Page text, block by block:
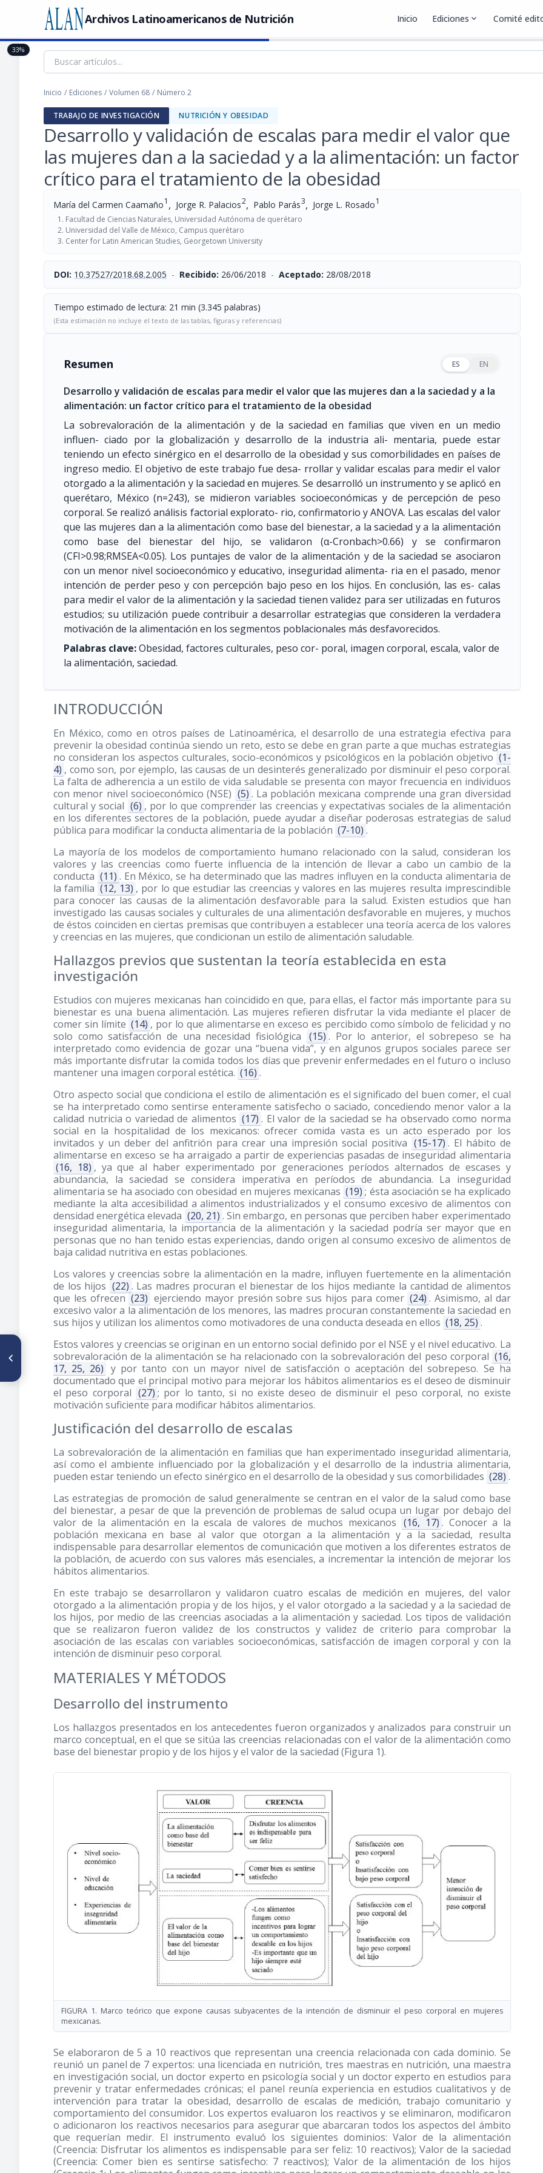
Archivos Latinoamericanos de Nutrición Inicio Ediciones expand_more Comité
Inicio / Ediciones / Volumen 68 / Número 2
TRABAJO DE INVESTIGACIÓN NUTRICIÓN Y OBESIDAD
Desarrollo y validación de escalas para medir el valor que
las mujeres dan a la saciedad y a la alimentación: un factor
crítico para el tratamiento de la obesidad
María del Carmen Caamaño1 , Jorge R. Palacios2, Pablo Parás3, Jorge L. Rosado1
Facultad de Ciencias Naturales, Universidad Autónoma de querétaro
Universidad del Valle de México, Campus querétaro
Center for Latin American Studies, Georgetown University
DOI: 10.37527/2018.68.2.005 - Recibido: 26/06/2018 - Aceptado: 28/08/2018
Tiempo estimado de lectura: 21 min (3.345 palabras)
(Esta estimación no incluye el texto de las tablas, figuras y referencias)
Resumen ES EN
Desarrollo y validación de escalas para medir el valor que las mujeres dan a la saciedad y a la
alimentación: un factor crítico para el tratamiento de la obesidad
La sobrevaloración de la alimentación y de la saciedad en familias que viven en un medio
influen- ciado por la globalización y desarrollo de la industria ali- mentaria, puede estar
teniendo un efecto sinérgico en el desarrollo de la obesidad y sus comorbilidades en países de
ingreso medio. El objetivo de este trabajo fue desa- rrollar y validar escalas para medir el valor
otorgado a la alimentación y la saciedad en mujeres. Se desarrolló un instrumento y se aplicó en
querétaro, México (n=243), se midieron variables socioeconómicas y de percepción de peso
corporal. Se realizó análisis factorial explorato- rio, confirmatorio y ANOVA. Las escalas del valor
que las mujeres dan a la alimentación como base del bienestar, a la saciedad y a la alimentación
como base del bienestar del hijo, se validaron (α-Cronbach>0.66) y se confirmaron
(CFI>0.98;RMSEA<0.05). Los puntajes de valor de la alimentación y de la saciedad se asociaron
con un menor nivel socioeconómico y educativo, inseguridad alimenta- ria en el pasado, menor
intención de perder peso y con percepción bajo peso en los hijos. En conclusión, las es- calas
para medir el valor de la alimentación y la saciedad tienen validez para ser utilizadas en futuros
estudios; su utilización puede contribuir a desarrollar estrategias que consideren la verdadera
motivación de la alimentación en los segmentos poblacionales más desfavorecidos.
Palabras clave:Obesidad, factores culturales, peso cor- poral, imagen corporal, escala, valor de
la alimentación, saciedad.
INTRODUCCIÓN
En México, como en otros países de Latinoamérica, el desarrollo de una estrategia efectiva para
prevenir la obesidad continúa siendo un reto, esto se debe en gran parte a que muchas estrategias
no consideran los aspectos culturales, socio-económicos y psicológicos en la población objetivo (1-
4) , como son, por ejemplo, las causas de un desinterés generalizado por disminuir el peso corporal.
La falta de adherencia a un estilo de vida saludable se presenta con mayor frecuencia en individuos
con menor nivel socioeconómico (NSE) (5) . La población mexicana comprende una gran diversidad
cultural y social (6) , por lo que comprender las creencias y expectativas sociales de la alimentación
en los diferentes sectores de la población, puede ayudar a diseñar poderosas estrategias de salud
pública para modificar la conducta alimentaria de la población (7-10) .
La mayoría de los modelos de comportamiento humano relacionado con la salud, consideran los
valores y las creencias como fuerte influencia de la intención de llevar a cabo un cambio de la
conducta (11) . En México, se ha determinado que las madres influyen en la conducta alimentaria de
la familia (12, 13) , por lo que estudiar las creencias y valores en las mujeres resulta imprescindible
para conocer las causas de la alimentación desfavorable para la salud. Existen estudios que han
investigado las causas sociales y culturales de una alimentación desfavorable en mujeres, y muchos
de éstos coinciden en ciertas premisas que contribuyen a establecer una teoría acerca de los valores
y creencias en las mujeres, que condicionan un estilo de alimentación saludable.
Hallazgos previos que sustentan la teoría establecida en esta
investigación
Estudios con mujeres mexicanas han coincidido en que, para ellas, el factor más importante para su
bienestar es una buena alimentación. Las mujeres refieren disfrutar la vida mediante el placer de
comer sin límite (14) , por lo que alimentarse en exceso es percibido como símbolo de felicidad y no
solo como satisfacción de una necesidad fisiológica
(15) . Por lo anterior, el sobrepeso se ha
interpretado como evidencia de gozar una “buena vida”, y en algunos grupos sociales parece ser
más importante disfrutar la comida todos los días que prevenir enfermedades en el futuro o incluso
mantener una imagen corporal estética. (16) .
Otro aspecto social que condiciona el estilo de alimentación es el significado del buen comer, el cual
se ha interpretado como sentirse enteramente satisfecho o saciado, concediendo menor valor a la
calidad nutricia o variedad de alimentos (17) . El valor de la saciedad se ha observado como norma
social en la hospitalidad de los mexicanos: ofrecer comida vasta es un acto esperado por los
invitados y un deber del anfitrión para crear una impresión social positiva (15-17) . El hábito de
alimentarse en exceso se ha arraigado a partir de experiencias pasadas de inseguridad alimentaria
(16, 18) , ya que al haber experimentado por generaciones períodos alternados de escases y
abundancia, la saciedad se considera imperativa en períodos de abundancia. La inseguridad
alimentaria se ha asociado con obesidad en mujeres mexicanas (19) ; ésta asociación se ha explicado
mediante la alta accesibilidad a alimentos industrializados y el consumo excesivo de alimentos con
densidad energética elevada (20, 21) . Sin embargo, en personas que perciben haber experimentado
inseguridad alimentaria, la importancia de la alimentación y la saciedad podría ser mayor que en
personas que no han tenido estas experiencias, dando origen al consumo excesivo de alimentos de
baja calidad nutritiva en estas poblaciones.
Los valores y creencias sobre la alimentación en la madre, influyen fuertemente en la alimentación
de los hijos (22) . Las madres procuran el bienestar de los hijos mediante la cantidad de alimentos
que les ofrecen (23) ejerciendo mayor presión sobre sus hijos para comer (24) . Asimismo, al dar
excesivo valor a la alimentación de los menores, las madres procuran constantemente la saciedad en
sus hijos y utilizan los alimentos como motivadores de una conducta deseada en ellos (18, 25) .
Estos valores y creencias se originan en un entorno social definido por el NSE y el nivel educativo. La
sobrevaloración de la alimentación se ha relacionado con la sobrevaloración del peso corporal (16,
17, 25, 26) y por tanto con un mayor nivel de satisfacción o aceptación del sobrepeso. Se ha
documentado que el principal motivo para mejorar los hábitos alimentarios es el deseo de disminuir
el peso corporal (27) ; por lo tanto, si no existe deseo de disminuir el peso corporal, no existe
motivación suficiente para modificar hábitos alimentarios.
Justificación del desarrollo de escalas
La sobrevaloración de la alimentación en familias que han experimentado inseguridad alimentaria,
así como el ambiente influenciado por la globalización y el desarrollo de la industria alimentaria,
pueden estar teniendo un efecto sinérgico en el desarrollo de la obesidad y sus comorbilidades (28) .
Las estrategias de promoción de salud generalmente se centran en el valor de la salud como base
del bienestar, a pesar de que la prevención de problemas de salud ocupa un lugar por debajo del
valor de la alimentación en la escala de valores de muchos mexicanos
(16, 17) . Conocer a la
población mexicana en base al valor que otorgan a la alimentación y a la saciedad, resulta
indispensable para desarrollar elementos de comunicación que motiven a los diferentes estratos de
la población, de acuerdo con sus valores más esenciales, a incrementar la intención de mejorar los
hábitos alimentarios.
En este trabajo se desarrollaron y validaron cuatro escalas de medición en mujeres, del valor
otorgado a la alimentación propia y de los hijos, y el valor otorgado a la saciedad y a la saciedad de
los hijos, por medio de las creencias asociadas a la alimentación y saciedad. Los tipos de validación
que se realizaron fueron validez de los constructos y validez de criterio para comprobar la
asociación de las escalas con variables socioeconómicas, satisfacción de imagen corporal y con la
intención de disminuir peso corporal.
MATERIALES Y MÉTODOS
Desarrollo del instrumento
Los hallazgos presentados en los antecedentes fueron organizados y analizados para construir un
marco conceptual, en el que se sitúa las creencias relacionadas con el valor de la alimentación como
base del bienestar propio y de los hijos y el valor de la saciedad (Figura 1).
FIGURA 1. Marco teórico que expone causas subyacentes de la intención de disminuir el peso corporal en mujeres
mexicanas.
Se elaboraron de 5 a 10 reactivos que representan una creencia relacionada con cada dominio. Se
reunió un panel de 7 expertos: una licenciada en nutrición, tres maestras en nutrición, una maestra
en investigación social, un doctor experto en psicología social y un doctor experto en estudios para
prevenir y tratar enfermedades crónicas; el panel reunía experiencia en estudios cualitativos y de
intervención para tratar la obesidad, desarrollo de escalas de medición, trabajo comunitario y
comportamiento del consumidor. Los expertos evaluaron los reactivos y se eliminaron, modificaron
o adicionaron los reactivos necesarios para asegurar que abarcaran todos los aspectos del ámbito
que requerían medir. El instrumento evaluó los siguientes dominios: Valor de la alimentación
(Creencia: Disfrutar los alimentos es indispensable para ser feliz: 10 reactivos); Valor de la saciedad
(Creencia: Comer bien es sentirse satisfecho: 7 reactivos); Valor de la alimentación de los hijos
33%
ARTÍCULO ANTERIOR
Efecto del consumo de pulpa
de Carica papaya sobre la
glicemia y peso de ratones
normo e hiperglicémicos por
aloxano